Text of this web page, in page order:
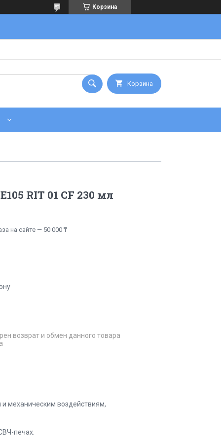
Корзина
Корзина
RIT 01 CF 230 мл
на сайте — 50 000 ₸
возврат и обмен данного товара
механическим воздействиям,
печах.